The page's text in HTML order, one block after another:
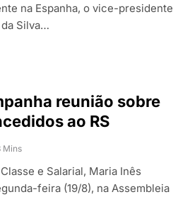
na Espanha, o vice-presidente
Silva…
reunião sobre
ao RS
Mins
e Salarial, Maria Inês
feira (19/8), na Assembleia